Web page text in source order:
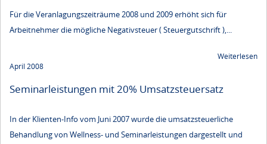
Für die Veranlagungszeiträume 2008 und 2009 erhöht sich für
Arbeitnehmer die mögliche Negativsteuer ( Steuergutschrift ),...
Weiterlesen
April 2008
Seminarleistungen mit 20% Umsatzsteuersatz
In der Klienten-Info vom Juni 2007 wurde die umsatzsteuerliche
Behandlung von Wellness- und Seminarleistungen dargestellt und